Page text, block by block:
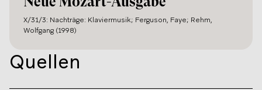
Neue Mozart-Ausgabe
X/31/3: Nachträge: Klaviermusik; Ferguson, Faye; Rehm,
Wolfgang (1998)
Quellen